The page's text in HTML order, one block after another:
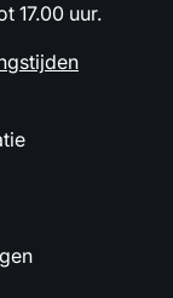
17.00 uur.